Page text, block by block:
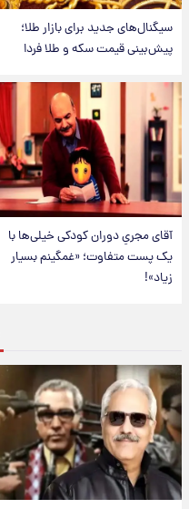
سیگنال‌های جدید برای بازار طلا؛
پیش‌بینی قیمت سکه و طلا فردا
آقای مجریِ دوران کودکی خیلی‌ها با
یک پست متفاوت؛ «غمگینم بسیار
زیاد»!